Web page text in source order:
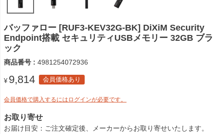
バッファロー [RUF3-KEV32G-BK] DiXiM Security
Endpoint搭載 セキュリティUSBメモリー 32GB ブラ
ック
商品番号 4981254072936
¥ 9,814 会員価格あり
会員価格で購入するにはログインが必要です。
お取り寄せ
お届け目安
ご注文確定後、メーカーからお取り寄せいたします。